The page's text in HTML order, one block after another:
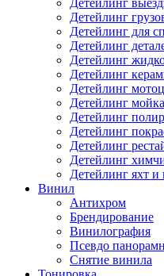
Детейлинг
Детейлинг
Детейлинг для
Детейлинг
Детейлинг
Детейлинг
Детейлинг
Детейлинг мойка
Детейлинг
Детейлинг
Детейлинг
Детейлинг
Детейлинг яхт и
Винил
Антихром
Брендирование
Винилография
Псевдо
Снятие винила